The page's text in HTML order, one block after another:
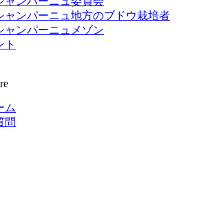
ャンパーニュ地方のブドウ栽培者
ャンパーニュメゾン
ト
ム
問